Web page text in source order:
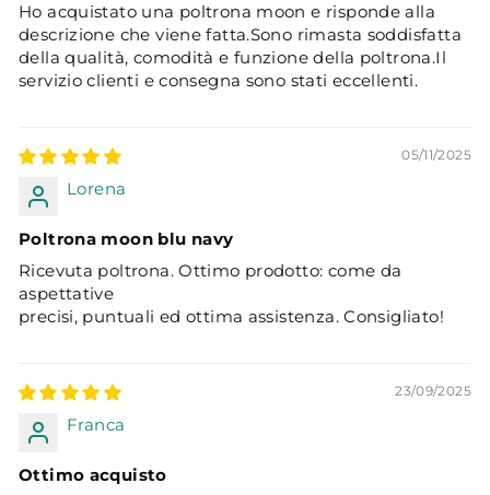
Ho acquistato una poltrona moon e risponde alla
descrizione che viene fatta.Sono rimasta soddisfatta
della qualità, comodità e funzione della poltrona.Il
servizio clienti e consegna sono stati eccellenti.
05/11/2025
Lorena
Poltrona moon blu navy
Ricevuta poltrona. Ottimo prodotto: come da
aspettative
precisi, puntuali ed ottima assistenza. Consigliato!
23/09/2025
Franca
Ottimo acquisto